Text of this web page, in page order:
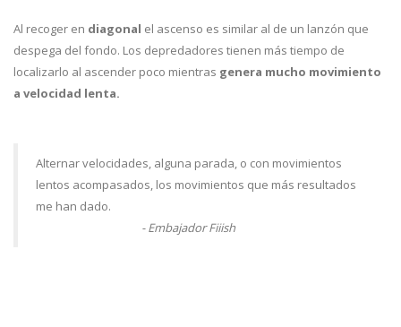
Al recoger en diagonal el ascenso es similar al de un lanzón que
despega del fondo. Los depredadores tienen más tiempo de
localizarlo al ascender poco mientras genera mucho movimiento
a velocidad lenta.
Alternar velocidades, alguna parada, o con movimientos
lentos acompasados, los movimientos que más resultados
me han dado.
- Embajador Fiiish